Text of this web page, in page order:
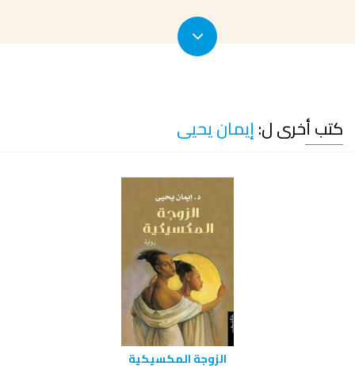
كتب أخرى ل:إيمان يحيى
الزوجة المكسيكية